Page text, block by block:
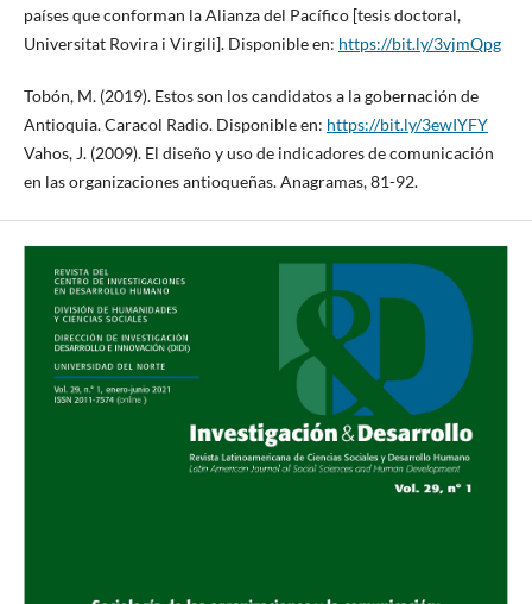
países que conforman la Alianza del Pacífico [tesis doctoral,
Universitat Rovira i Virgili]. Disponible en: https://bit.ly/3vjmQpg
Tobón, M. (2019). Estos son los candidatos a la gobernación de
Antioquia. Caracol Radio. Disponible en: https://bit.ly/3ewIYFY
Vahos, J. (2009). El diseño y uso de indicadores de comunicación
en las organizaciones antioqueñas. Anagramas, 81-92.